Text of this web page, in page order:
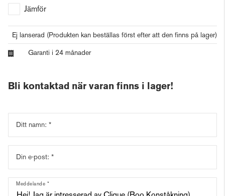
Jämför
Ej lanserad (Produkten kan beställas först efter att den finns på lager)
Garanti i 24 månader
Bli kontaktad när varan finns i lager!
Ditt namn:
Din e-post:
Meddelande